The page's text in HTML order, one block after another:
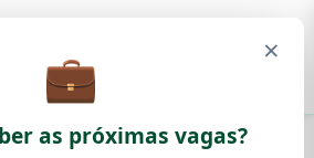
×
💼
as próximas vagas?